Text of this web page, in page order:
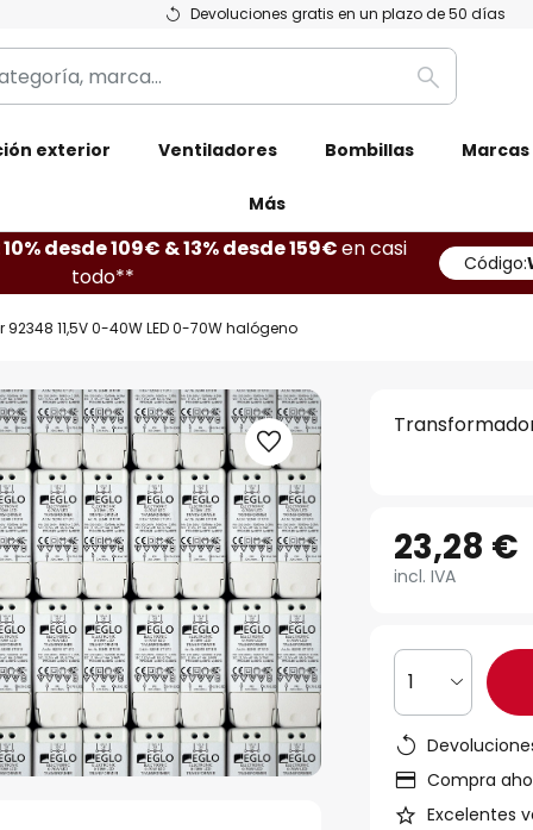
Devoluciones gratis en un plazo de 50 días
Buscar
exterior Ventiladores Bombillas Marcas
Más
10% desde 109€ & 13% desde 159€en casi
todo**
Código:
11,5V 0-40W LED 0-70W halógeno
23,28 €
incl. IVA
1
Compra
Excelentes